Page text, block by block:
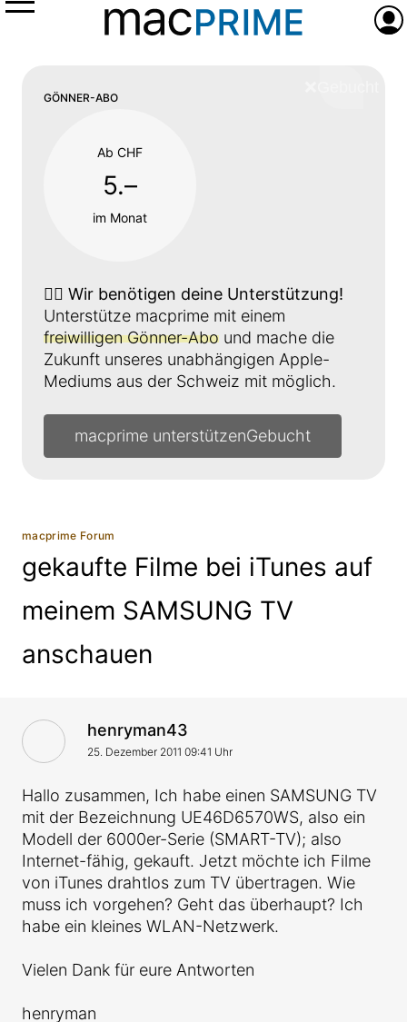
Menü
GÖNNER-ABO
Ab CHF
5.–
im Monat
👉🏼 Wir benötigen deine Unterstützung!
Unterstütze macprime mit einem
freiwilligen Gönner-Abo und mache die
Zukunft unseres unabhängigen Apple-
Mediums aus der Schweiz mit möglich.
macprime unterstützen
macprime Forum
gekaufte Filme bei iTunes auf
meinem SAMSUNG TV
anschauen
VonAntwort von
henryman43
25. Dezember 2011 09:41 Uhr
Hallo zusammen, Ich habe einen SAMSUNG TV
mit der Bezeichnung UE46D6570WS, also ein
Modell der 6000er-Serie (SMART-TV); also
Internet-fähig, gekauft. Jetzt möchte ich Filme
von iTunes drahtlos zum TV übertragen. Wie
muss ich vorgehen? Geht das überhaupt? Ich
habe ein kleines WLAN-Netzwerk.
Vielen Dank für eure Antworten
henryman